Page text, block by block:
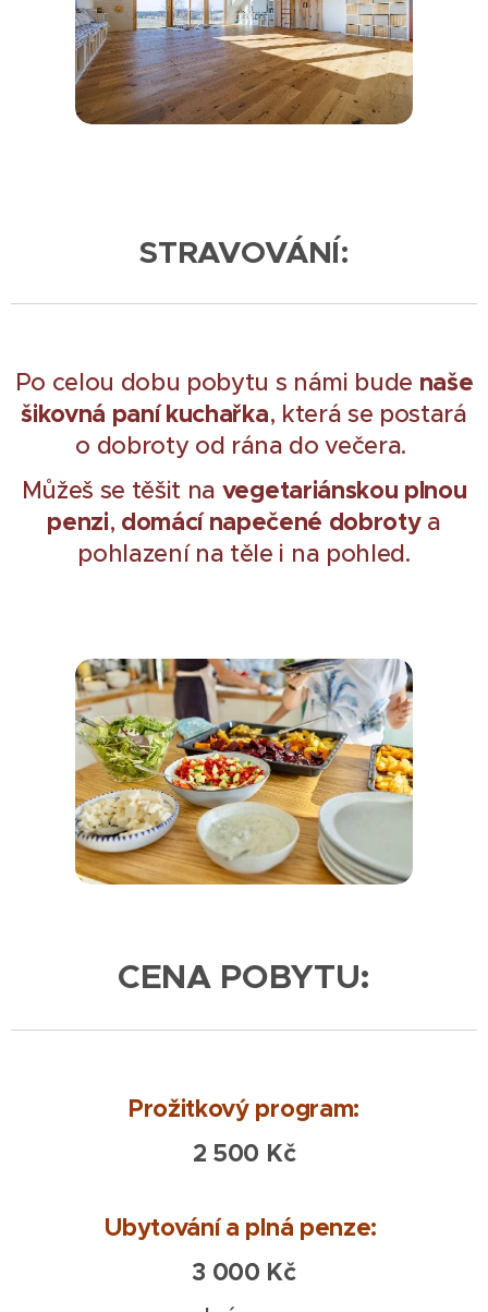
STRAVOVÁNÍ:
Po celou dobu pobytu s námi bude naše
šikovná paní kuchařka, která se postará
o dobroty od rána do večera.
Můžeš se těšit na vegetariánskou plnou
penzi, domácí napečené dobrotya
pohlazení na těle i na pohled.
CENA POBYTU:
Prožitkový program:
2 500 Kč
Ubytování a plná penze:
3 000 Kč